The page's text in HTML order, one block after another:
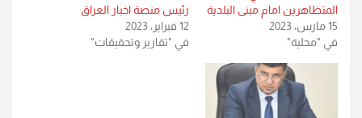
المتظاهرين امام مبنى البلدية
15 مارس، 2023
في "محلية"
رئيس منصة اخبار العراق
12 فبراير، 2023
في "تقارير وتحقيقات"